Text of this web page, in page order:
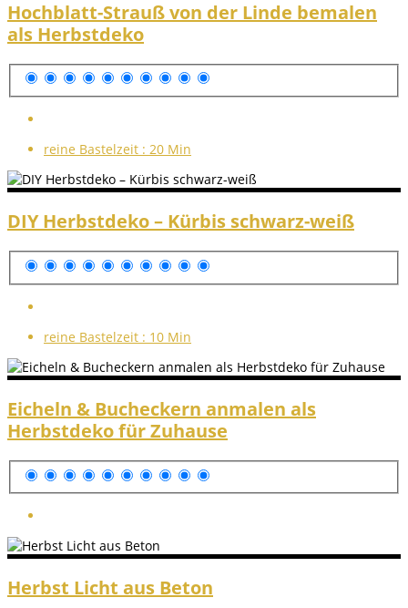
Hochblatt-Strauß von der Linde bemalen
als Herbstdeko
reine Bastelzeit : 20 Min
DIY Herbstdeko – Kürbis schwarz-weiß
reine Bastelzeit : 10 Min
Eicheln & Bucheckern anmalen als
Herbstdeko für Zuhause
Herbst Licht aus Beton